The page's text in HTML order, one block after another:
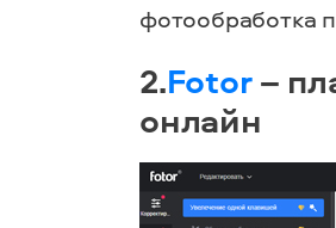
фотообработка
2.Fotor–
онлайн